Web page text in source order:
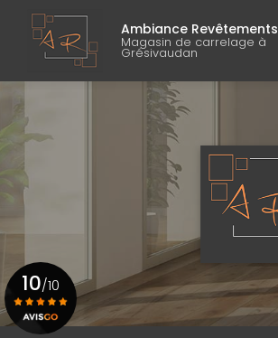
contenu
Ambiance Revêtements
Magasin de carrelage à
Grésivaudan
10/10